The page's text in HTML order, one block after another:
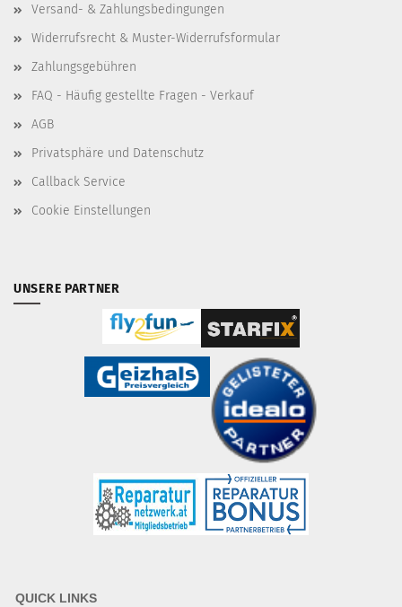
Versand- & Zahlungsbedingungen
Widerrufsrecht & Muster-Widerrufsformular
Zahlungsgebühren
FAQ - Häufig gestellte Fragen - Verkauf
AGB
Privatsphäre und Datenschutz
Callback Service
Cookie Einstellungen
UNSERE PARTNER
QUICK LINKS